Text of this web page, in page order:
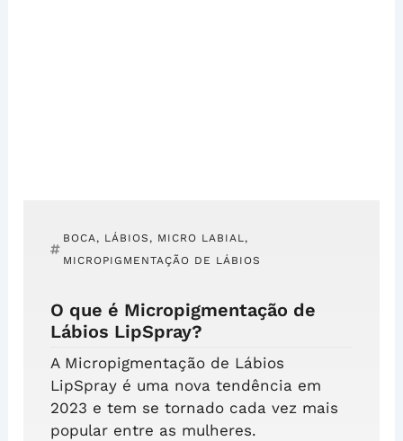
BOCA, LÁBIOS, MICRO LABIAL,
MICROPIGMENTAÇÃO DE LÁBIOS
O que é Micropigmentação de
Lábios LipSpray?
A Micropigmentação de Lábios
LipSpray é uma nova tendência em
2023 e tem se tornado cada vez mais
popular entre as mulheres.